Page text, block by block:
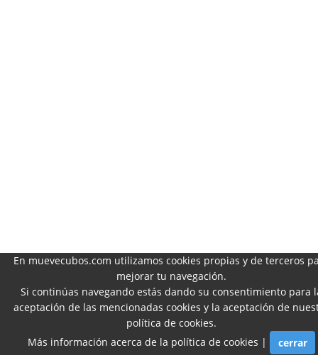
En muevecubos.com utilizamos cookies propias y de terceros
mejorar tu navegación.
Si continúas navegando estás dando su consentimiento para
aceptación de las mencionadas cookies y la aceptación de
política de cookies.
Más información acerca de la política de cookies | cerrar